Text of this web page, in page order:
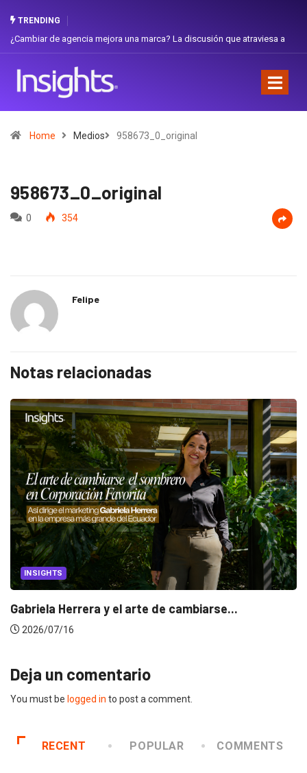
TRENDING
de agencia mejora una marca? La discusión que atraviesa a
Gabriela
Home Medios 958673_0_original
958673_0_original
0 354
Felipe
Notas relacionadas
INSIGHTS
Gabriela Herrera y el arte de cambiarse...
2026/07/16
Deja un comentario
You must be logged in to post a comment.
RECENT POPULAR COMMENTS